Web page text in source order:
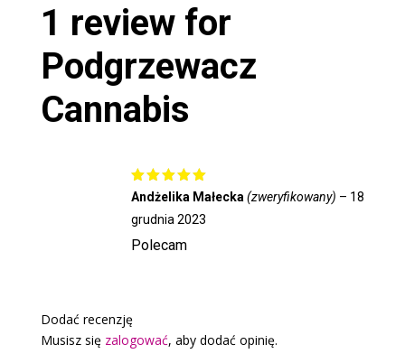
1 review for
Podgrzewacz
Cannabis
Oceniono
5na 5
Andżelika Małecka (zweryfikowany) – 18
grudnia 2023
Polecam
Dodać recenzję
Musisz się zalogować, aby dodać opinię.